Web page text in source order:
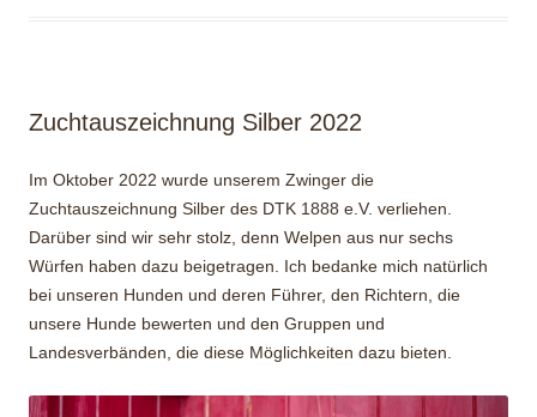
Zuchtauszeichnung Silber 2022
Im Oktober 2022 wurde unserem Zwinger die
Zuchtauszeichnung Silber des DTK 1888 e.V. verliehen.
Darüber sind wir sehr stolz, denn Welpen aus nur sechs
Würfen haben dazu beigetragen. Ich bedanke mich natürlich
bei unseren Hunden und deren Führer, den Richtern, die
unsere Hunde bewerten und den Gruppen und
Landesverbänden, die diese Möglichkeiten dazu bieten.